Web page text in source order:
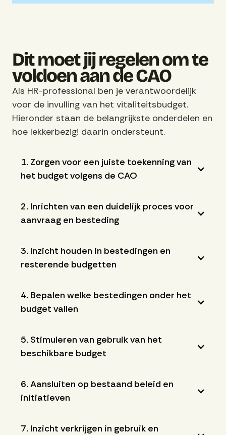
Dit moet jij regelen om te
voldoen aan de CAO
Als HR-professional ben je verantwoordelijk
voor de invulling van het vitaliteitsbudget.
Hieronder staan de belangrijkste onderdelen en
hoe lekkerbezig! daarin ondersteunt.
1. Zorgen voor een juiste toekenning van
het budget volgens de CAO
2. Inrichten van een duidelijk proces voor
aanvraag en besteding
3. Inzicht houden in bestedingen en
resterende budgetten
4. Bepalen welke bestedingen onder het
budget vallen
5. Stimuleren van gebruik van het
beschikbare budget
6. Aansluiten op bestaand beleid en
initiatieven
7. Inzicht verkrijgen in gebruik en